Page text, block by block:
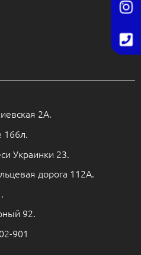
2А.
166л.
Украинки 23.
дорога 112А.
92.
901